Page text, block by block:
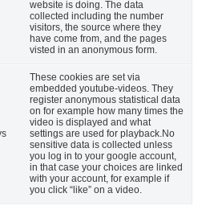
website is doing. The data
collected including the number
visitors, the source where they
have come from, and the pages
visted in an anonymous form.
These cookies are set via
embedded youtube-videos. They
register anonymous statistical data
on for example how many times the
video is displayed and what
settings are used for playback.No
sensitive data is collected unless
you log in to your google account,
in that case your choices are linked
with your account, for example if
you click “like” on a video.